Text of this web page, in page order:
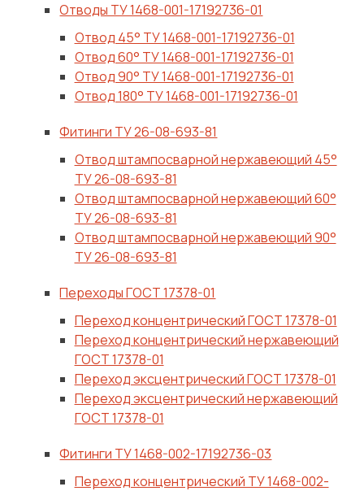
Отводы ТУ 1468-001-17192736-01
Отвод 45° ТУ 1468-001-17192736-01
Отвод 60° ТУ 1468-001-17192736-01
Отвод 90° ТУ 1468-001-17192736-01
Отвод 180° ТУ 1468-001-17192736-01
Фитинги ТУ 26-08-693-81
Отвод штампосварной нержавеющий 45°
ТУ 26-08-693-81
Отвод штампосварной нержавеющий 60°
ТУ 26-08-693-81
Отвод штампосварной нержавеющий 90°
ТУ 26-08-693-81
Переходы ГОСТ 17378-01
Переход концентрический ГОСТ 17378-01
Переход концентрический нержавеющий
ГОСТ 17378-01
Переход эксцентрический ГОСТ 17378-01
Переход эксцентрический нержавеющий
ГОСТ 17378-01
Фитинги ТУ 1468-002-17192736-03
Переход концентрический ТУ 1468-002-